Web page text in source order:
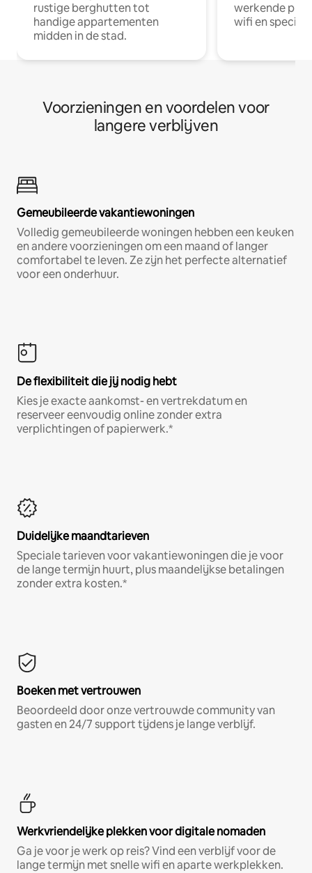
rustige berghutten tot
handige appartementen
midden in de stad.
werkende
wifi en
Voorzieningen en voordelen voor
langere verblijven
Gemeubileerde vakantiewoningen
Volledig gemeubileerde woningen hebben een keuken
en andere voorzieningen om een maand of langer
comfortabel te leven. Ze zijn het perfecte alternatief
voor een onderhuur.
De flexibiliteit die jij nodig hebt
Kies je exacte aankomst- en vertrekdatum en
reserveer eenvoudig online zonder extra
verplichtingen of papierwerk.*
Duidelijke maandtarieven
Speciale tarieven voor vakantiewoningen die je voor
de lange termijn huurt, plus maandelijkse betalingen
zonder extra kosten.*
Boeken met vertrouwen
Beoordeeld door onze vertrouwde community van
gasten en 24/7 support tijdens je lange verblijf.
Werkvriendelijke plekken voor digitale nomaden
Ga je voor je werk op reis? Vind een verblijf voor de
lange termijn met snelle wifi en aparte werkplekken.